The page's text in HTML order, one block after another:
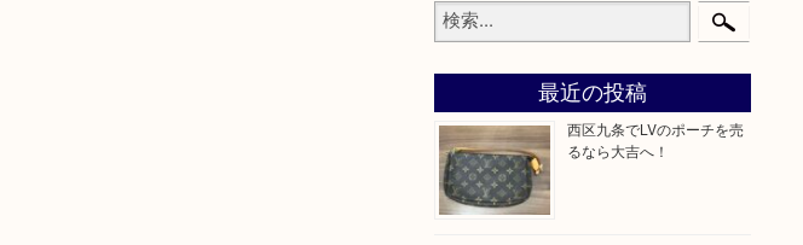
最近の投稿
西区九条でLVのポーチを売
るなら大吉へ！